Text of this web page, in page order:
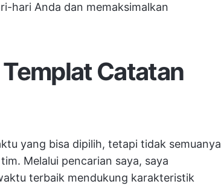
hari Anda dan memaksimalkan
Catatan
yang bisa dipilih, tetapi tidak semuanya
Melalui pencarian saya, saya
terbaik mendukung karakteristik